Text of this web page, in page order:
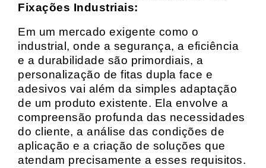
Fixações Industriais:
Em um mercado exigente como o
industrial, onde a segurança, a eficiência
e a durabilidade são primordiais, a
personalização de fitas dupla face e
adesivos vai além da simples adaptação
de um produto existente. Ela envolve a
compreensão profunda das necessidades
do cliente, a análise das condições de
aplicação e a criação de soluções que
atendam precisamente a esses requisitos.